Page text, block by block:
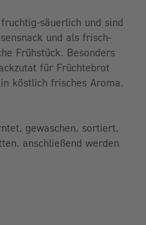
säuerlich und sind
und als frisch-
Frühstück. Besonders
für Früchtebrot
köstlich frisches Aroma.
gewaschen, sortiert,
anschließend werden